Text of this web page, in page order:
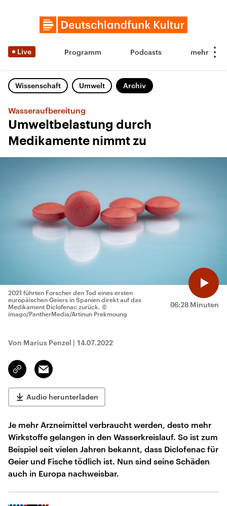
Live Programm Podcasts
Wissenschaft Umwelt Archiv
Wasseraufbereitung
Umweltbelastung durch
Medikamente nimmt zu
06:28 Minuten
2021 führten Forscher den Tod eines ersten
europäischen Geiers in Spanien direkt auf das
Medikament Diclofenac zurück. ©
imago/PantherMedia/Artinun Prekmoung
Von Marius Penzel | 14.07.2022
Link
kopieren/teilen
Email
Audio herunterladen
Je mehr Arzneimittel verbraucht werden, desto mehr
Wirkstoffe gelangen in den Wasserkreislauf. So ist zum
Beispiel seit vielen Jahren bekannt, dass Diclofenac für
Geier und Fische tödlich ist. Nun sind seine Schäden
auch in Europa nachweisbar.